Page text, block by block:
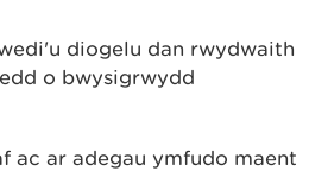
diogelu dan rwydwaith
o bwysigrwydd
ac ar adegau ymfudo maent